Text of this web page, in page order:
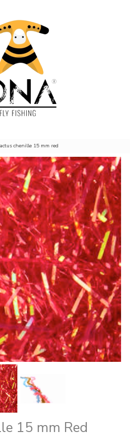
chenille 15 mm red
15 mm Red